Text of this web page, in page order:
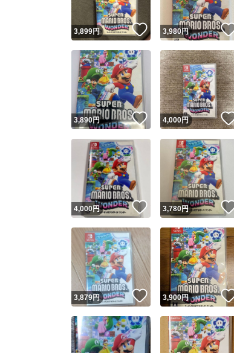
3,899円 いいね！
3,980円
3,890円 いいね！
4,000円
4,000円 いいね！
3,780円
3,879円 いいね！
3,900円